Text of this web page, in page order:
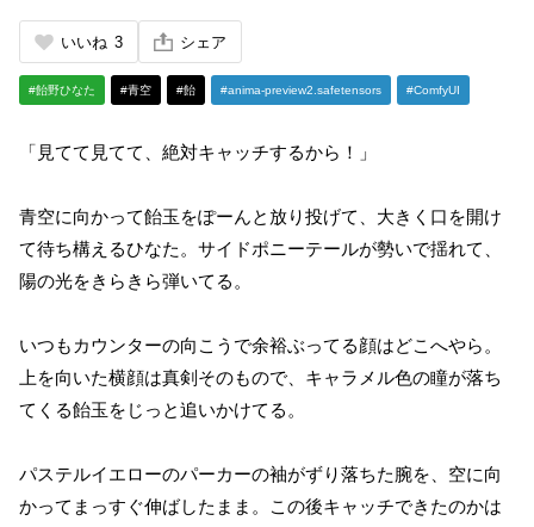
いいね 3 シェア
#飴野ひなた #青空 #飴 #anima-preview2.safetensors #ComfyUI
「見てて見てて、絶対キャッチするから！」
青空に向かって飴玉をぽーんと放り投げて、大きく口を開け
て待ち構えるひなた。サイドポニーテールが勢いで揺れて、
陽の光をきらきら弾いてる。
いつもカウンターの向こうで余裕ぶってる顔はどこへやら。
上を向いた横顔は真剣そのもので、キャラメル色の瞳が落ち
てくる飴玉をじっと追いかけてる。
パステルイエローのパーカーの袖がずり落ちた腕を、空に向
かってまっすぐ伸ばしたまま。この後キャッチできたのかは